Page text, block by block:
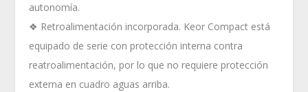
autonomía.
❖ Retroalimentación incorporada. Keor Compact está
equipado de serie con protección interna contra
reatroalimentación, por lo que no requiere protección
externa en cuadro aguas arriba.